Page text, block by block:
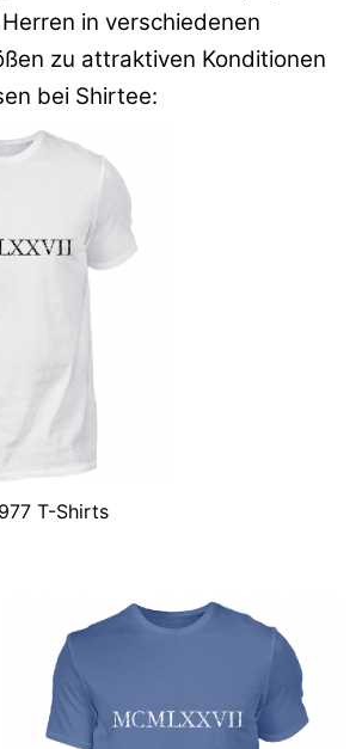
in verschiedenen
zu attraktiven Konditionen
bei Shirtee:
T-Shirts